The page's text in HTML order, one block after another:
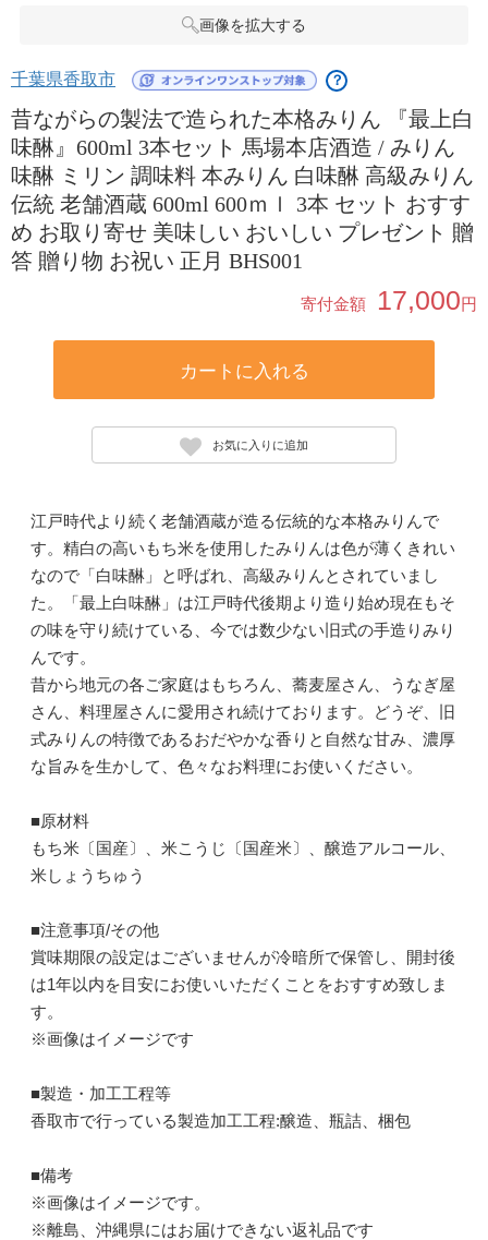
画像を拡大する
千葉県香取市 ？
昔ながらの製法で造られた本格みりん 『最上白
味醂』600ml 3本セット 馬場本店酒造 / みりん
味醂 ミリン 調味料 本みりん 白味醂 高級みりん
伝統 老舗酒蔵 600ml 600ｍｌ 3本 セット おすす
め お取り寄せ 美味しい おいしい プレゼント 贈
答 贈り物 お祝い 正月 BHS001
寄付金額 17,000円
カートに入れる
お気に入りに追加
江戸時代より続く老舗酒蔵が造る伝統的な本格みりんで
す。精白の高いもち米を使用したみりんは色が薄くきれい
なので「白味醂」と呼ばれ、高級みりんとされていまし
た。「最上白味醂」は江戸時代後期より造り始め現在もそ
の味を守り続けている、今では数少ない旧式の手造りみり
んです。
昔から地元の各ご家庭はもちろん、蕎麦屋さん、うなぎ屋
さん、料理屋さんに愛用され続けております。どうぞ、旧
式みりんの特徴であるおだやかな香りと自然な甘み、濃厚
な旨みを生かして、色々なお料理にお使いください。
■原材料
もち米〔国産〕、米こうじ〔国産米〕、醸造アルコール、
米しょうちゅう
■注意事項/その他
賞味期限の設定はございませんが冷暗所で保管し、開封後
は1年以内を目安にお使いいただくことをおすすめ致しま
す。
※画像はイメージです
■製造・加工工程等
香取市で行っている製造加工工程:醸造、瓶詰、梱包
■備考
※画像はイメージです。
※離島、沖縄県にはお届けできない返礼品です